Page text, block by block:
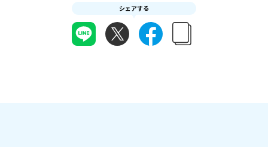
どの状況等によって開催を見合わせる可能性があります。その場合
に達しなかった場合は、開催日3週間前までに催行中止の旨をメール
にてご連絡いたします。・よくあるご質問その他、よくあるご質問
の期日までにご回答いただけない場合は、当選を取り消しとさせて
いただきます。当選取り消しがあった場合は、繰り上げ当選者へご
連絡させていただきます。登録メールアドレスの変更をご希望の場
合は下記の地域みらい留学公式LINEよりご連絡をお願いします。※
シェアする